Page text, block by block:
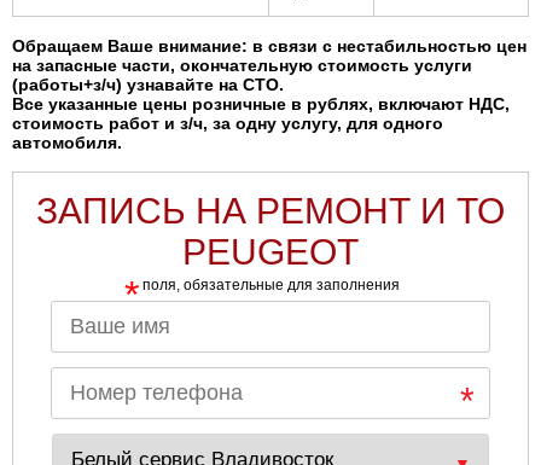
Обращаем Ваше внимание: в связи с нестабильностью цен
на запасные части, окончательную стоимость услуги
(работы+з/ч) узнавайте на СТО.
Все указанные цены розничные в рублях, включают НДС,
стоимость работ и з/ч, за одну услугу, для одного
автомобиля.
ЗАПИСЬ НА РЕМОНТ И ТО
PEUGEOT
* поля, обязательные для заполнения